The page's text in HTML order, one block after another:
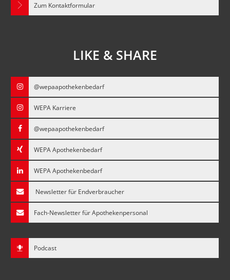
Zum Kontaktformular
LIKE & SHARE
@wepaapothekenbedarf
WEPA Karriere
@wepaapothekenbedarf
WEPA Apothekenbedarf
WEPA Apothekenbedarf
Newsletter für Endverbraucher
Fach-Newsletter für Apothekenpersonal
Podcast